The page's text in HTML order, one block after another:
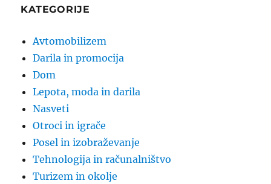
KATEGORIJE
Avtomobilizem
Darila in promocija
Dom
Lepota, moda in darila
Nasveti
Otroci in igrače
Posel in izobraževanje
Tehnologija in računalništvo
Turizem in okolje